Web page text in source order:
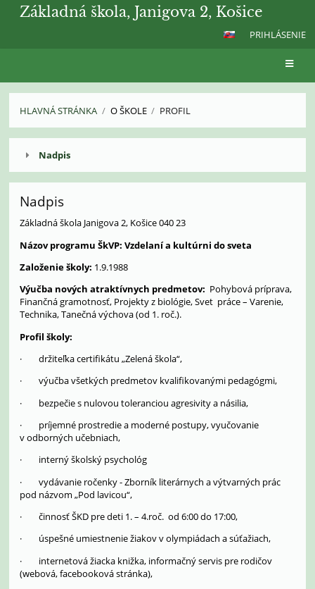
Základná škola, Janigova 2, Košice
PRIHLÁSENIE
HLAVNÁ STRÁNKA / O ŠKOLE / PROFIL
ProfilNadpis
Nadpis
Základná škola Janigova 2, Košice 040 23
Názov programu ŠkVP:Vzdelaní a kultúrni do sveta
Založenie školy: 1.9.1988
Výučba nových atraktívnych predmetov: Pohybová príprava,
Finančná gramotnosť, Projekty z biológie, Svet práce – Varenie,
Technika, Tanečná výchova (od 1. roč.).
Profil školy:
· držiteľka certifikátu „Zelená škola“,
· výučba všetkých predmetov kvalifikovanými pedagógmi,
· bezpečie s nulovou toleranciou agresivity a násilia,
· príjemné prostredie a moderné postupy, vyučovanie
v odborných učebniach,
· interný školský psychológ
· vydávanie ročenky - Zborník literárnych a výtvarných prác
pod názvom „Pod lavicou“,
· činnosť ŠKD pre deti 1. – 4.roč. od 6:00 do 17:00,
· úspešné umiestnenie žiakov v olympiádach a súťažiach,
· internetová žiacka knižka, informačný servis pre rodičov
(webová, facebooková stránka),